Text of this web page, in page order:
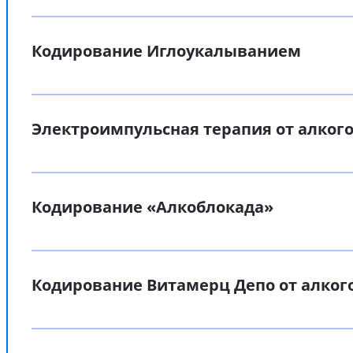
Кодирование Иглоукалыванием
Электроимпульсная терапия от
Кодирование «Алкоблокада»
Кодирование Витамерц Депо от